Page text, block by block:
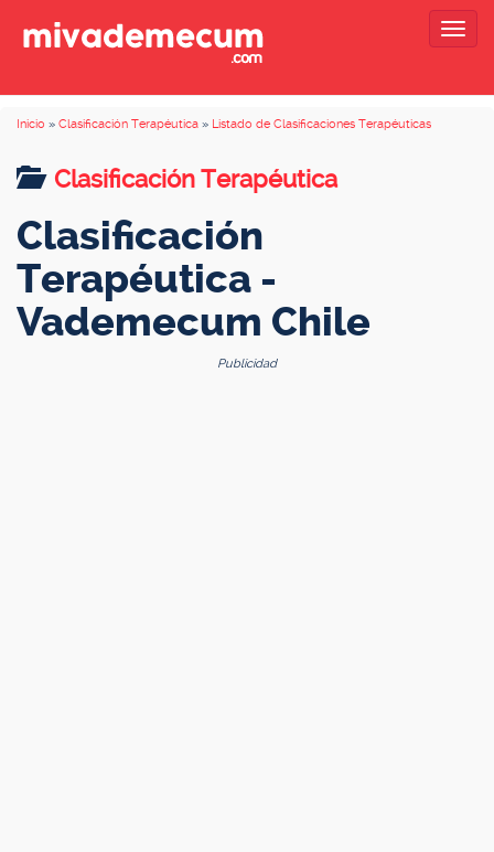
Inicio » Clasificación Terapéutica » Listado de Clasificaciones Terapéuticas
Clasificación Terapéutica
Clasificación
Terapéutica -
Vademecum Chile
Publicidad